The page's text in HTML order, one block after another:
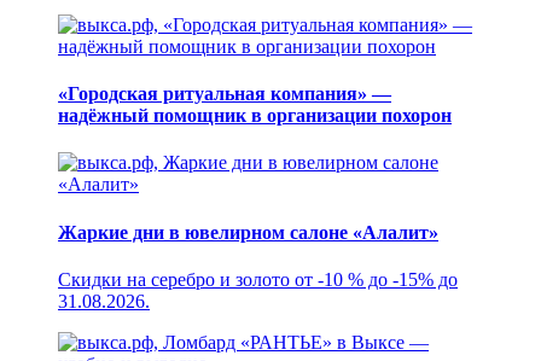
«Городская ритуальная компания» —
надёжный помощник в организации похорон
Жаркие дни в ювелирном салоне «Алалит»
Скидки на серебро и золото от -10 % до -15% до
31.08.2026.